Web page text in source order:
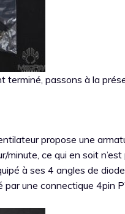
terminé, passons à la
propose une
ce qui en soit
à ses 4 angles de
par une connectique 4pin